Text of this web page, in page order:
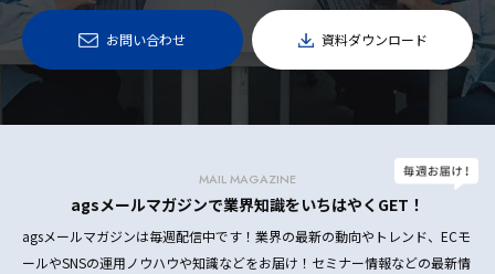
お問い合わせ 資料ダウンロード
MAIL MAGAZINE
agsメールマガジンで業界知識をいちはやくGET！
agsメールマガジンは毎週配信中です！業界の最新の動向やトレンド、ECモ
ールやSNSの運用ノウハウや知識などをお届け！セミナー情報などの最新情